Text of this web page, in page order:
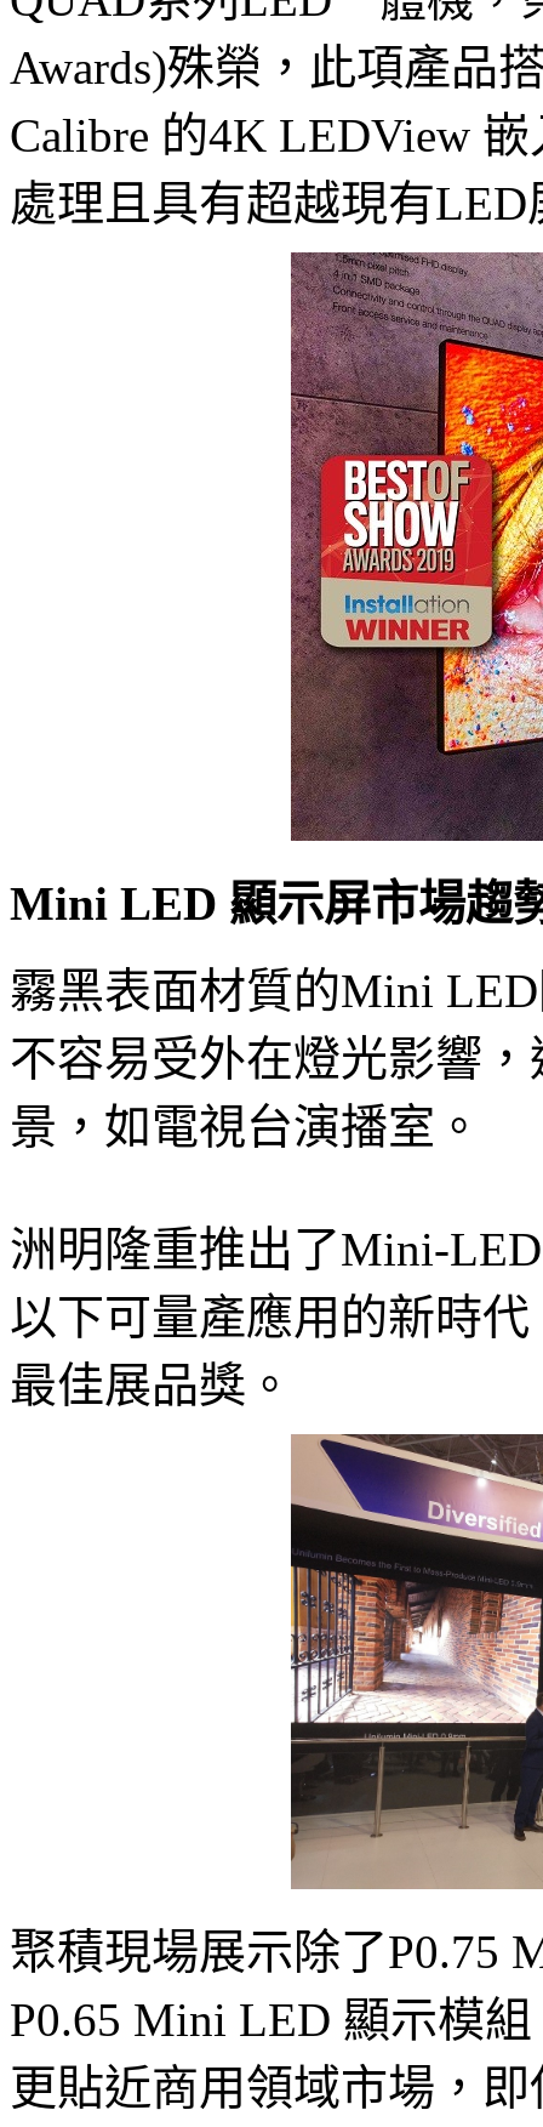
Awards)殊榮，此項產品
Calibre 的4K LEDView
處理且具有超越現有
Mini LED 顯示屏市場趨
霧黑表面材質的Mini
不容易受外在燈光影響
景，如電視台演播室。
洲明隆重推出了Mini-
以下可量產應用的新時
最佳展品獎。
聚積現場展示除了P0.75
P0.65 Mini LED 顯示模
更貼近商用領域市場，